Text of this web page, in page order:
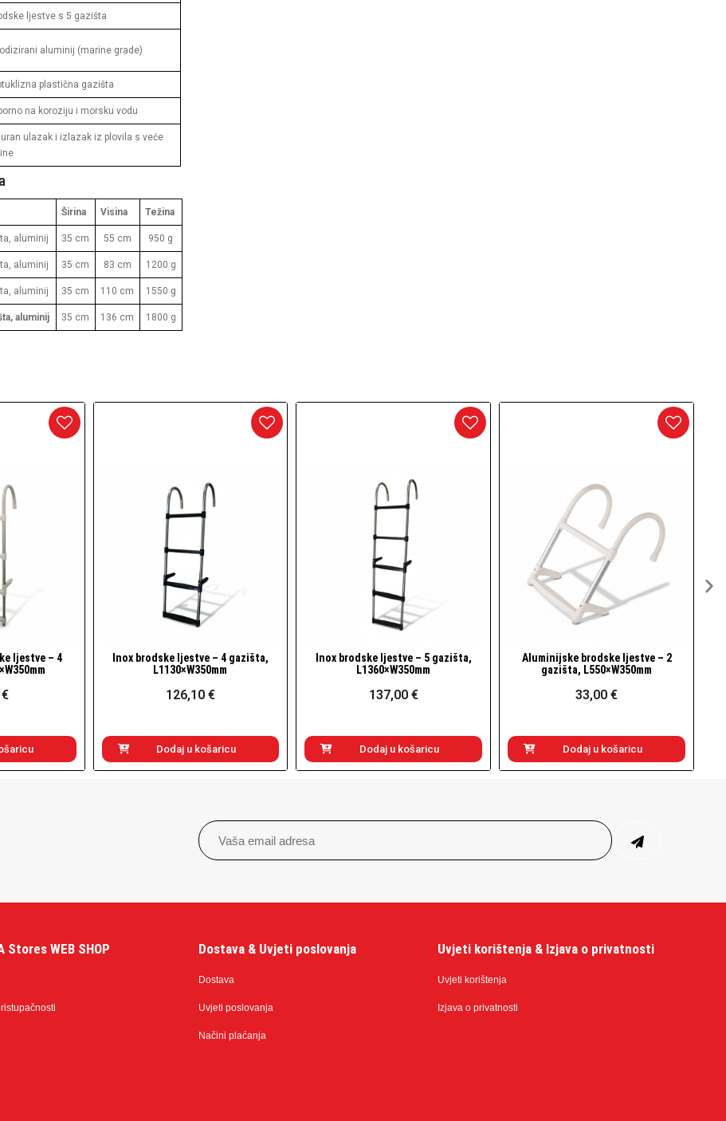
ljestve s 5 gazišta
aluminij (marine grade)
plastična gazišta
na koroziju i morsku vodu
ulazak i izlazak iz plovila s veće
Širina Visina Težina
aluminij 35 cm 55 cm 950 g
aluminij 35 cm 83 cm 1200 g
aluminij 35 cm 110 cm 1550 g
aluminij 35 cm 136 cm 1800 g
– 4 gazišta,
€
Brzi pogled
Inox brodske ljestve – 5 gazišta,
L1360×W350mm
137,00 €
Dodaj u košaricu
Brzi pogled
Aluminijske brodske ljestve – 2
gazišta, L550×W350mm
33,00 €
Dodaj u košaricu
Brzi pogled
Inox brodske ljestve – 3 gazišta,
L830×W350mm
101,00 €
Dodaj u košaricu
Stores WEB SHOP Dostava & Uvjeti poslovanja
Dostava
Uvjeti poslovanja
Načini plaćanja
Uvjeti korištenja & Izjava o privatnosti
Uvjeti korištenja
Izjava o privatnosti